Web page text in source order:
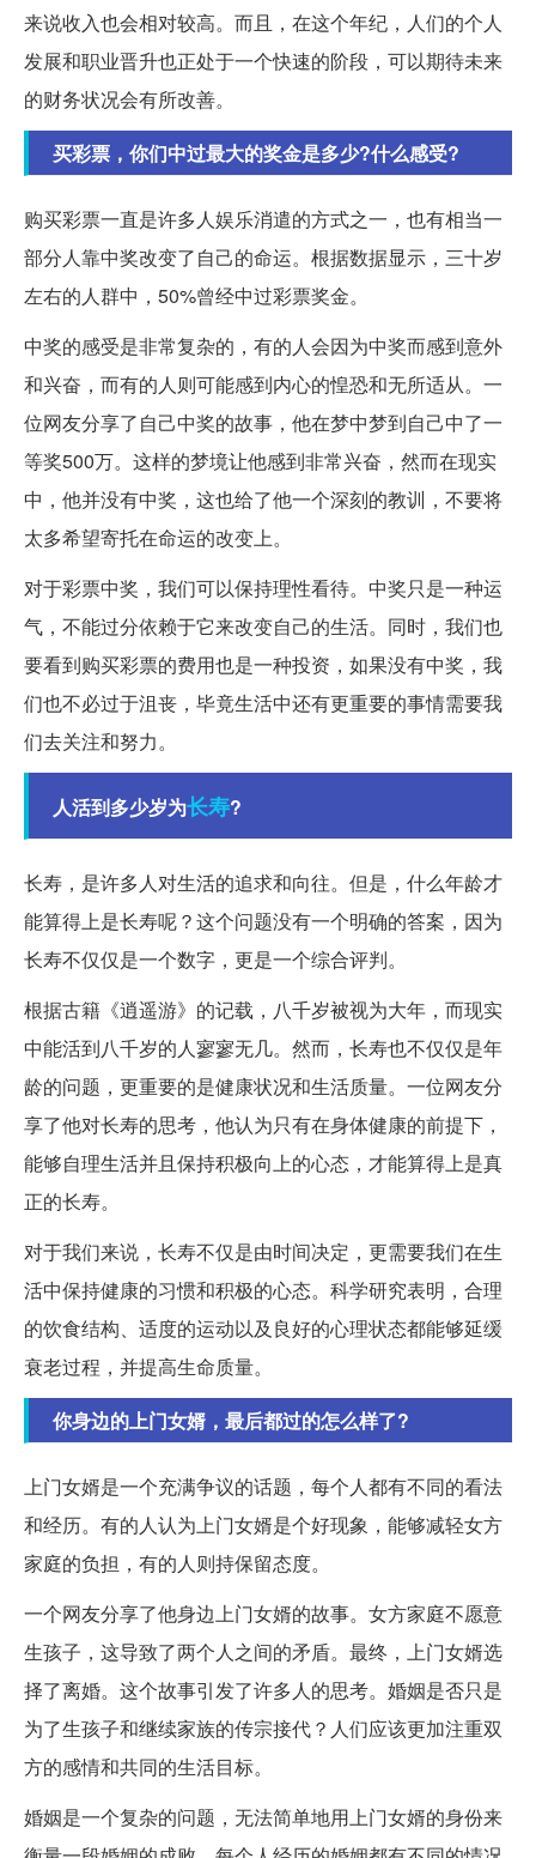
来说收入也会相对较高。而且，在这个年纪，人们的个人
发展和职业晋升也正处于一个快速的阶段，可以期待未来
的财务状况会有所改善。
买彩票，你们中过最大的奖金是多少?什么感受?
购买彩票一直是许多人娱乐消遣的方式之一，也有相当一
部分人靠中奖改变了自己的命运。根据数据显示，三十岁
左右的人群中，50%曾经中过彩票奖金。
中奖的感受是非常复杂的，有的人会因为中奖而感到意外
和兴奋，而有的人则可能感到内心的惶恐和无所适从。一
位网友分享了自己中奖的故事，他在梦中梦到自己中了一
等奖500万。这样的梦境让他感到非常兴奋，然而在现实
中，他并没有中奖，这也给了他一个深刻的教训，不要将
太多希望寄托在命运的改变上。
对于彩票中奖，我们可以保持理性看待。中奖只是一种运
气，不能过分依赖于它来改变自己的生活。同时，我们也
要看到购买彩票的费用也是一种投资，如果没有中奖，我
们也不必过于沮丧，毕竟生活中还有更重要的事情需要我
们去关注和努力。
人活到多少岁为长寿?
长寿，是许多人对生活的追求和向往。但是，什么年龄才
能算得上是长寿呢？这个问题没有一个明确的答案，因为
长寿不仅仅是一个数字，更是一个综合评判。
根据古籍《逍遥游》的记载，八千岁被视为大年，而现实
中能活到八千岁的人寥寥无几。然而，长寿也不仅仅是年
龄的问题，更重要的是健康状况和生活质量。一位网友分
享了他对长寿的思考，他认为只有在身体健康的前提下，
能够自理生活并且保持积极向上的心态，才能算得上是真
正的长寿。
对于我们来说，长寿不仅是由时间决定，更需要我们在生
活中保持健康的习惯和积极的心态。科学研究表明，合理
的饮食结构、适度的运动以及良好的心理状态都能够延缓
衰老过程，并提高生命质量。
你身边的上门女婿，最后都过的怎么样了?
上门女婿是一个充满争议的话题，每个人都有不同的看法
和经历。有的人认为上门女婿是个好现象，能够减轻女方
家庭的负担，有的人则持保留态度。
一个网友分享了他身边上门女婿的故事。女方家庭不愿意
生孩子，这导致了两个人之间的矛盾。最终，上门女婿选
择了离婚。这个故事引发了许多人的思考。婚姻是否只是
为了生孩子和继续家族的传宗接代？人们应该更加注重双
方的感情和共同的生活目标。
婚姻是一个复杂的问题，无法简单地用上门女婿的身份来